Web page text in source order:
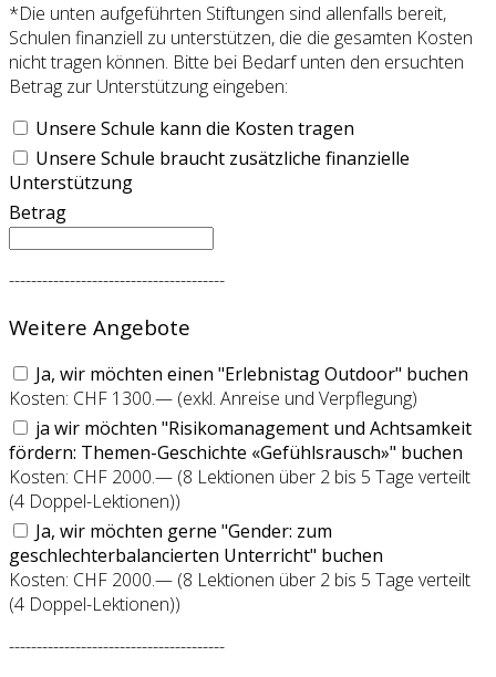
*Die unten aufgeführten Stiftungen sind allenfalls bereit,
Schulen finanziell zu unterstützen, die die gesamten Kosten
nicht tragen können. Bitte bei Bedarf unten den ersuchten
Betrag zur Unterstützung eingeben:
Unsere Schule kann die Kosten tragen
Unsere Schule braucht zusätzliche finanzielle
Unterstützung
Betrag
---------------------------------------
Weitere Angebote
Ja, wir möchten einen "Erlebnistag Outdoor" buchen
Kosten: CHF 1300.— (exkl. Anreise und Verpflegung)
ja wir möchten "Risikomanagement und Achtsamkeit
fördern: Themen-Geschichte «Gefühlsrausch»" buchen
Kosten: CHF 2000.— (8 Lektionen über 2 bis 5 Tage verteilt
(4 Doppel-Lektionen))
Ja, wir möchten gerne "Gender: zum
geschlechterbalancierten Unterricht" buchen
Kosten: CHF 2000.— (8 Lektionen über 2 bis 5 Tage verteilt
(4 Doppel-Lektionen))
---------------------------------------